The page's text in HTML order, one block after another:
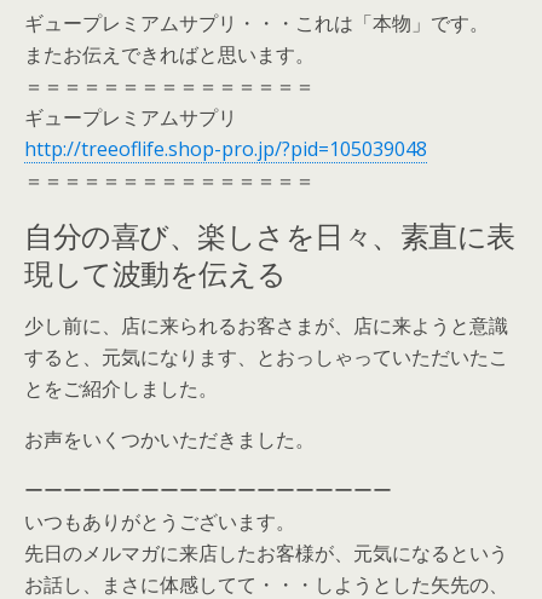
ギュープレミアムサプリ・・・これは「本物」です。
またお伝えできればと思います。
＝＝＝＝＝＝＝＝＝＝＝＝＝＝＝
ギュープレミアムサプリ
http://treeoflife.shop-pro.jp/?pid=105039048
＝＝＝＝＝＝＝＝＝＝＝＝＝＝＝
自分の喜び、楽しさを日々、素直に表
現して波動を伝える
少し前に、店に来られるお客さまが、店に来ようと意識
すると、元気になります、とおっしゃっていただいたこ
とをご紹介しました。
お声をいくつかいただきました。
ーーーーーーーーーーーーーーーーーーー
いつもありがとうございます。
先日のメルマガに来店したお客様が、元気になるという
お話し、まさに体感してて・・・しようとした矢先の、